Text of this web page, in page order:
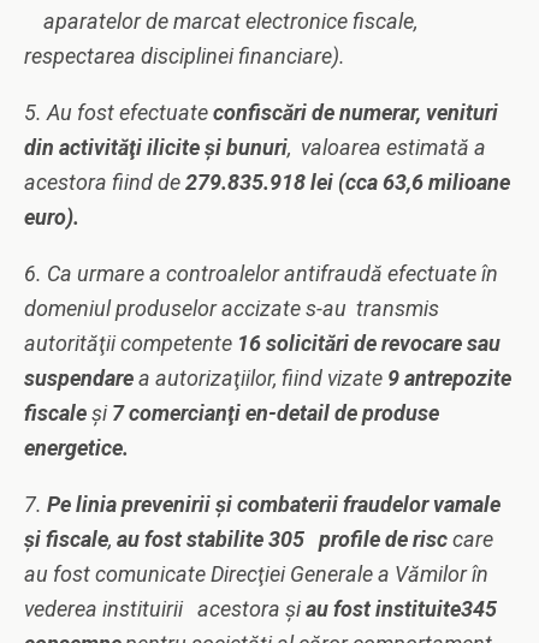
aparatelor de marcat electronice fiscale,
respectarea disciplinei financiare).
5. Au fost efectuateconfiscări de numerar, venituri
din activităţi ilicite şi bunuri, valoarea estimată a
acestora fiind de279.835.918 lei (cca 63,6 milioane
euro).
6. Ca urmare a controalelor antifraudă efectuate în
domeniul produselor accizate s-au transmis
autorităţii competente 16 solicitări de revocare sau
suspendarea autorizaţiilor, fiind vizate 9 antrepozite
fiscaleşi7 comercianţi en-detail de produse
energetice.
7. Pe linia prevenirii şi combaterii fraudelor vamale
şi fiscale, au fost stabilite 305 profile de risccare
au fost comunicate Direcţiei Generale a Vămilor în
vederea instituirii acestora șiau fost instituite345